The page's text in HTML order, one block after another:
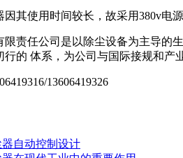
因其使用时间较长，故采用380v电
限责任公司是以除尘设备为主导的
的 体系，为公司与国际接规和产
13606419326
自动控制设计